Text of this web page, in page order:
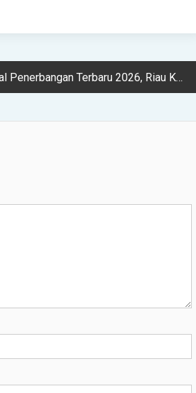
Terbaru 2026, Riau Kepri dan Jambi – Kutipan